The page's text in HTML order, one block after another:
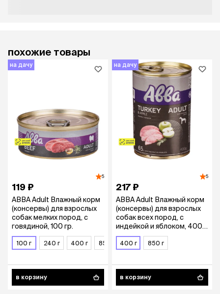
похожие товары
на дачу
5
119 ₽
АВВА Adult Влажный корм
(консервы) для взрослых
собак мелких пород, с
говядиной, 100 гр.
100 г 240 г 400 г 850 г
в корзину
на дачу
5
217 ₽
АВВА Adult Влажный корм
(консервы) для взрослых
собак всех пород, с
индейкой и яблоком, 400
гр.
400 г 850 г
в корзину